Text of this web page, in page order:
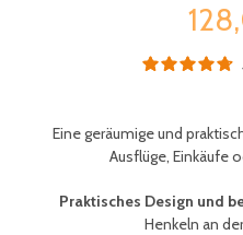
Eine geräumige und
Ausflüge, Einkäufe
Praktisches Design und
Henkeln an